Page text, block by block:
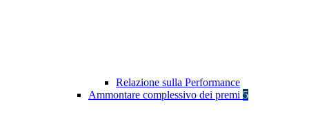
Relazione sulla Performance
Ammontare complessivo dei premi 5